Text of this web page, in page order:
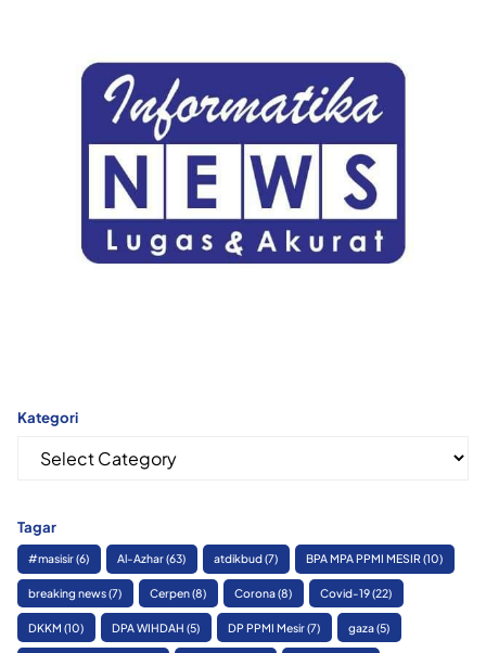
Kategori
Kategori
Tagar
#masisir(6) Al-Azhar(63) atdikbud(7) BPA MPA PPMI MESIR(10)
breaking news(7) Cerpen(8) Corona(8) Covid-19(22)
DKKM (10) DPA WIHDAH (5) DP PPMI Mesir(7) gaza(5)